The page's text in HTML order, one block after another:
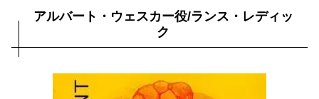
アルバート・ウェスカー役/ランス・レディッ
ク